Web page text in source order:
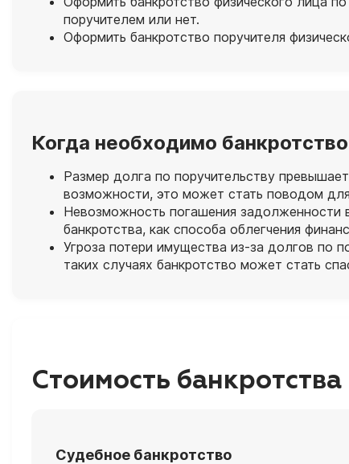
поручителем или нет.
Оформить банкротство поручителя
Когда необходимо
Размер долга по поручительству
возможности, это может стать поводом
Невозможность погашения задолженности
банкротства, как способа облегчения
Угроза потери имущества из-за долгов по
таких случаях банкротство может стать
Стоимость банкротства
Судебное банкротство